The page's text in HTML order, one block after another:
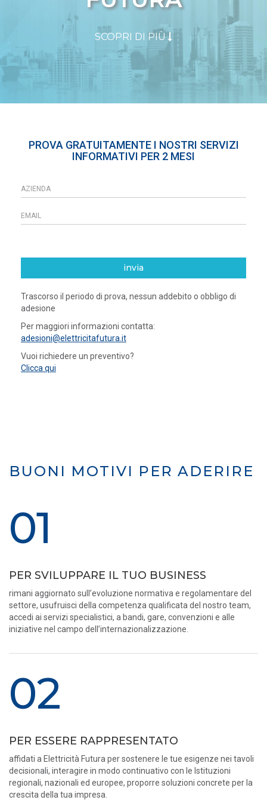
SCOPRI DI PIÙ
PROVA GRATUITAMENTE I NOSTRI SERVIZI
INFORMATIVI PER 2 MESI
invia
Trascorso il periodo di prova, nessun addebito o obbligo di
adesione
Per maggiori informazioni contatta:
adesioni@elettricitafutura.it
Vuoi richiedere un preventivo?
Clicca qui
BUONI MOTIVI PER ADERIRE
01
PER SVILUPPARE IL TUO BUSINESS
rimani aggiornato sull’evoluzione normativa e regolamentare del
settore, usufruisci della competenza qualificata del nostro team,
accedi ai servizi specialistici, a bandi, gare, convenzioni e alle
iniziative nel campo dell’internazionalizzazione.
02
PER ESSERE RAPPRESENTATO
affidati a Elettricità Futura per sostenere le tue esigenze nei tavoli
decisionali, interagire in modo continuativo con le Istituzioni
regionali, nazionali ed europee, proporre soluzioni concrete per la
crescita della tua impresa.